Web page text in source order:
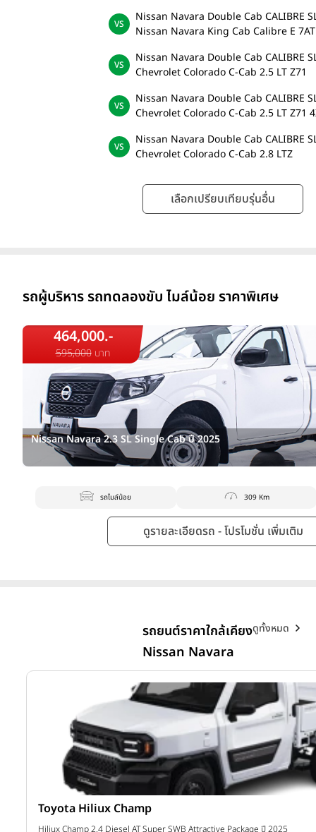
Nissan Navara Double Cab CALIBRE
Nissan Navara King Cab Calibre E 7AT
Nissan Navara Double Cab CALIBRE
Chevrolet Colorado C-Cab 2.5 LT Z71
Nissan Navara Double Cab CALIBRE
Chevrolet Colorado C-Cab 2.5 LT Z71
Nissan Navara Double Cab CALIBRE
Chevrolet Colorado C-Cab 2.8 LTZ
เลือกเปรียบเทียบรุ่นอื่น
รถผู้บริหาร รถทดลองขับ ไมล์น้อย ราคาพิเศษ
464,000.-
595,000บาท
Nissan Navara 2.3 SL Single Cab ปี 2025
รถไมล์น้อย 309 Km
ดูรายละเอียดรถ - โปรโมชั่น เพิ่มเติม
รถยนต์ราคาใกล้เคียง
Nissan Navara
ดูทั้งหมด
Isuzu D-MAX
D-MAX Spark 2.2 Ddi B Cab Chassis (Refrigerator) A/T ปี 2025